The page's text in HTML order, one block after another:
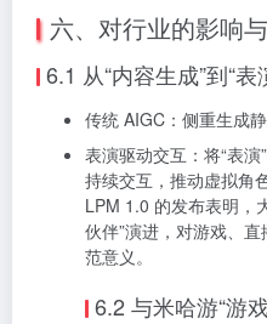
六、对行业的影响
6.1 从“内容生成”到“
传统 AIGC：侧重生成
表演驱动交互：将“表
持续交互，推动虚拟角
LPM 1.0 的发布表明，
伙伴”演进，对游戏、
范意义。
6.2 与米哈游“游